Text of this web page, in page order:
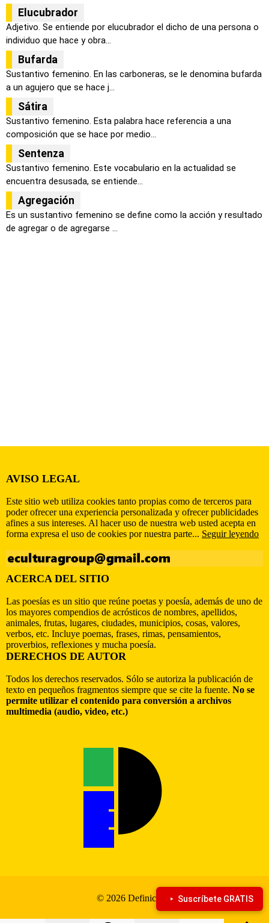
Elucubrador
Adjetivo. Se entiende por elucubrador el dicho de una persona o
individuo que hace y obra...
Bufarda
Sustantivo femenino. En las carboneras, se le denomina bufarda
a un agujero que se hace j...
Sátira
Sustantivo femenino. Esta palabra hace referencia a una
composición que se hace por medio...
Sentenza
Sustantivo femenino. Este vocabulario en la actualidad se
encuentra desusada, se entiende...
Agregación
Es un sustantivo femenino se define como la acción y resultado
de agregar o de agregarse ...
AVISO LEGAL
Este sitio web utiliza cookies tanto propias como de terceros para
poder ofrecer una experiencia personalizada y ofrecer publicidades
afines a sus intereses. Al hacer uso de nuestra web usted acepta en
forma expresa el uso de cookies por nuestra parte... Seguir leyendo
ACERCA DEL SITIO
Las poesías es un sitio que reúne poetas y poesía, además de uno de
los mayores compendios de acrósticos de nombres, apellidos,
animales, frutas, lugares, ciudades, municipios, cosas, valores,
verbos, etc. Incluye poemas, frases, rimas, pensamientos,
proverbios, reflexiones y mucha poesía.
DERECHOS DE AUTOR
Todos los derechos reservados. Sólo se autoriza la publicación de
texto en pequeños fragmentos siempre que se cite la fuente. No se
permite utilizar el contenido para conversión a archivos
multimedia (audio, video, etc.)
© 2026 Definiciona Suscríbete GRATIS